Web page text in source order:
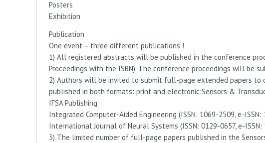
Posters
Exhibition
Publication
One event – three different publications !
1) All registered abstracts will be published in the conference
Proceedings with the ISBN). The conference proceedings will be
2) Authors will be invited to submit full-page extended papers to
published in both formats: print and electronic:Sensors &
IFSA Publishing
Integrated Computer-Aided Engineering (ISSN: 1069-2509, e-ISSN:
International Journal of Neural Systems (ISSN: 0129-0657, e-
3) The limited number of full-page papers published in the